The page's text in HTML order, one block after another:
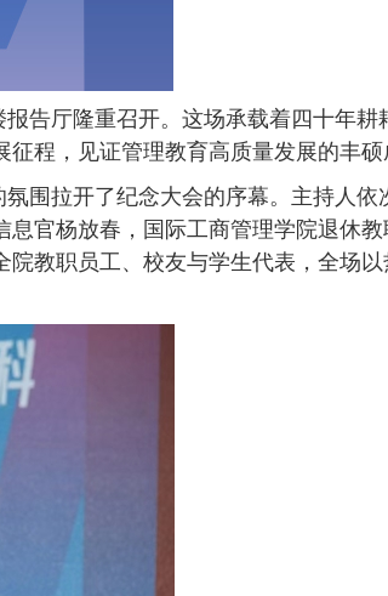
告厅隆重召开。这场承载着四十年耕
程，见证管理教育高质量发展的丰硕
围拉开了纪念大会的序幕。主持人依
官杨放春，国际工商管理学院退休
教职员工、校友与学生代表，全场以